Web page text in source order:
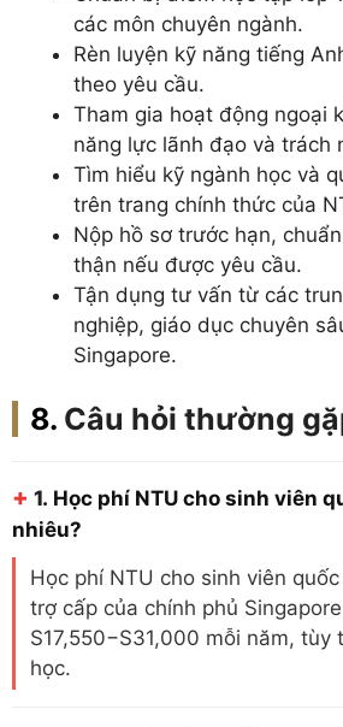
các môn chuyên ngành.
Rèn luyện kỹ năng tiếng
theo yêu cầu.
Tham gia hoạt động ngoại
năng lực lãnh đạo và trách
Tìm hiểu kỹ ngành học và
trên trang chính thức của
Nộp hồ sơ trước hạn,
thận nếu được yêu cầu.
Tận dụng tư vấn từ các
nghiệp, giáo dục chuyên
Singapore.
Câu hỏi thường
+ 1. Học phí NTU cho sinh viên
nhiêu?
Học phí NTU cho sinh viên
trợ cấp của chính phủ
S17,550−S31,000 mỗi năm, tùy
học.